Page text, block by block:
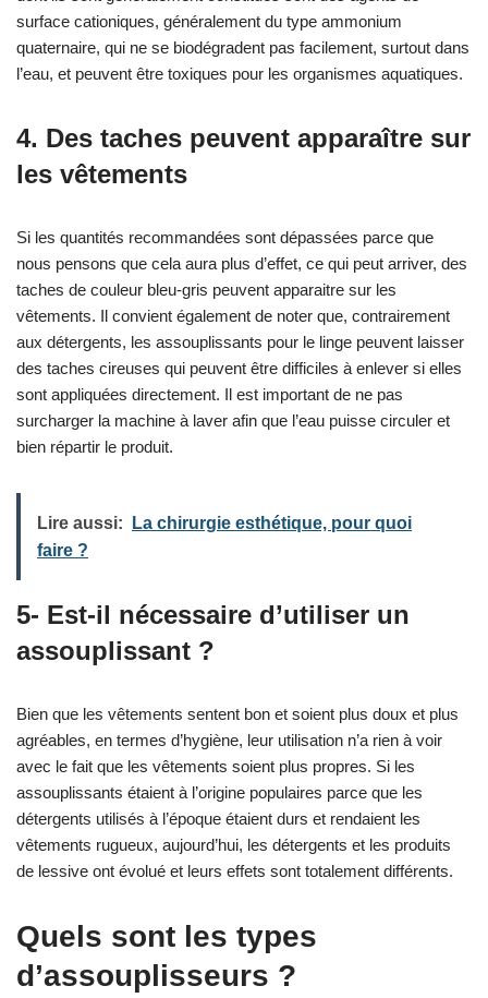
surface cationiques, généralement du type ammonium
quaternaire, qui ne se biodégradent pas facilement, surtout dans
l’eau, et peuvent être toxiques pour les organismes aquatiques.
4. Des taches peuvent apparaître sur
les vêtements
Si les quantités recommandées sont dépassées parce que
nous pensons que cela aura plus d’effet, ce qui peut arriver, des
taches de couleur bleu-gris peuvent apparaitre sur les
vêtements. Il convient également de noter que, contrairement
aux détergents, les assouplissants pour le linge peuvent laisser
des taches cireuses qui peuvent être difficiles à enlever si elles
sont appliquées directement. Il est important de ne pas
surcharger la machine à laver afin que l’eau puisse circuler et
bien répartir le produit.
Lire aussi:
La chirurgie esthétique, pour quoi
faire ?
5- Est-il nécessaire d’utiliser un
assouplissant ?
Bien que les vêtements sentent bon et soient plus doux et plus
agréables, en termes d’hygiène, leur utilisation n’a rien à voir
avec le fait que les vêtements soient plus propres. Si les
assouplissants étaient à l’origine populaires parce que les
détergents utilisés à l’époque étaient durs et rendaient les
vêtements rugueux, aujourd’hui, les détergents et les produits
de lessive ont évolué et leurs effets sont totalement différents.
Quels sont les types
d’assouplisseurs ?